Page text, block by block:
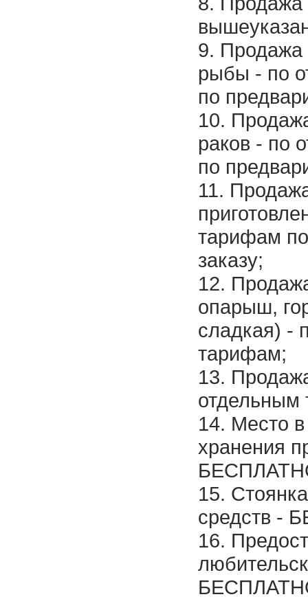
9. Продажа
рыбы - по
по
10.
раков - по
по
11.
тарифам
заказу;
12.
опарыш,
сладкая) -
тарифам;
13.
14. Место
хранения
15.
средств -
16.